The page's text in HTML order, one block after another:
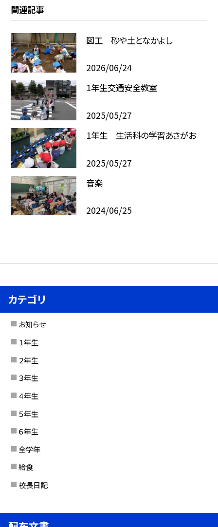
関連記事
図工 砂や土となかよし
2026/06/24
1年生交通安全教室
2025/05/27
1年生 生活科の学習あさがお
2025/05/27
音楽
2024/06/25
カテゴリ
お知らせ
１年生
２年生
３年生
４年生
５年生
６年生
全学年
給食
校長日記